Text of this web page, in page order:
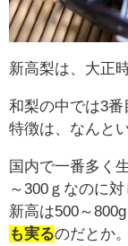
新高梨は、大正
和梨の中では3
特徴は、なんと
国内で一番多く
～300ｇなのに対
新高は500～
も実るのだとか。